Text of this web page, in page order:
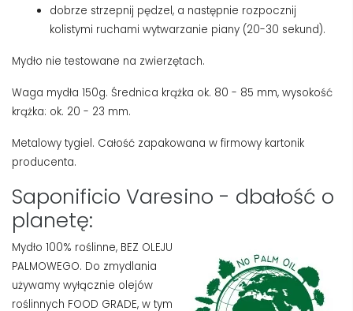
dobrze strzepnij pędzel, a następnie rozpocznij
kolistymi ruchami wytwarzanie piany (20-30 sekund).
Mydło nie testowane na zwierzętach.
Waga mydła 150g. Średnica krążka ok. 80 - 85 mm, wysokość
krążka: ok. 20 - 23 mm.
Metalowy tygiel. Całość zapakowana w firmowy kartonik
producenta.
Saponificio Varesino - dbałość o
planetę:
Mydło 100% roślinne, BEZ OLEJU
PALMOWEGO. Do zmydlania
używamy wyłącznie olejów
roślinnych FOOD GRADE, w tym